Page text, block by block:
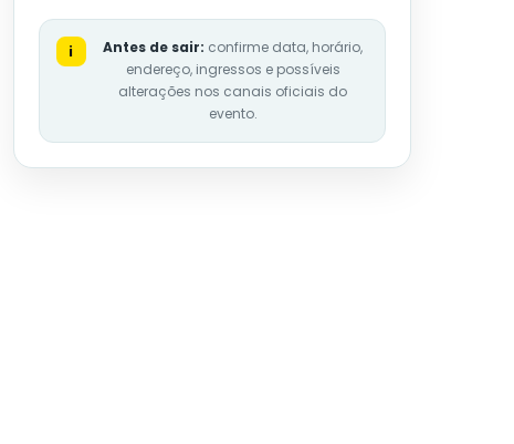
i Antes de sair: confirme data, horário,
endereço, ingressos e possíveis
alterações nos canais oficiais do
evento.